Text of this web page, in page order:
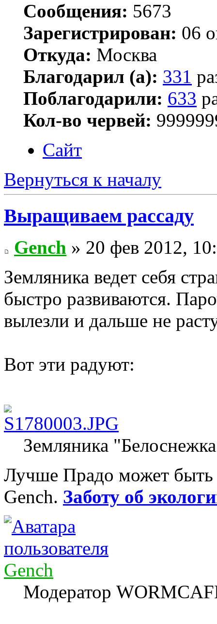
Сообщения: 5673
Зарегистрирован: 06
Откуда: Москва
Благодарил (а): 331
Поблагодарили: 633
Кол-во червей:
Сайт
Вернуться к началу
Выращиваем рассаду
Gench » 20 фев 2012,
Земляника ведет себя
быстро развиваются.
вылезли и дальше не
Вот эти радуют:
Земляника
Лучше Прадо может
Gench. Заботу об
Gench
Модератор